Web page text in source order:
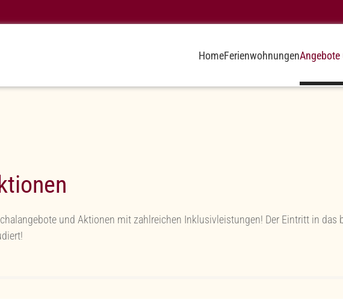
HomeFerienwohnungenAngebote
und Aktionen mit zahlreichen Inklusivleistungen! Der Eintritt in das